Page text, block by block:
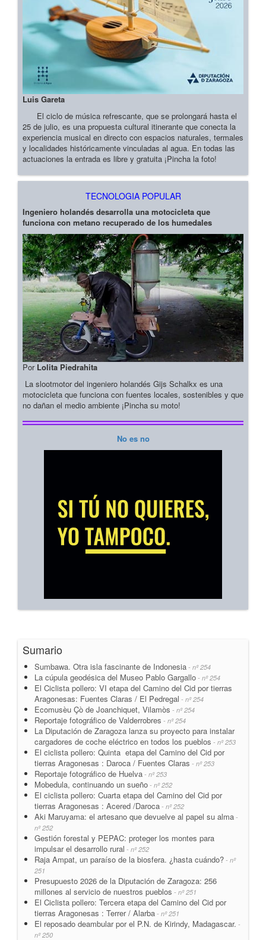
Luis Gareta
El ciclo de música refrescante, que se prolongará hasta el
25 de julio, es una propuesta cultural itinerante que conecta la
experiencia musical en directo con espacios naturales, termales
y localidades históricamente vinculadas al agua. En todas las
actuaciones la entrada es libre y gratuita ¡Pincha la foto!
TECNOLOGIA POPULAR
Ingeniero holandés desarrolla una motocicleta que
funciona con metano recuperado de los humedales
Por Lolita Piedrahita
La slootmotor del ingeniero holandés Gijs Schalkx es una
motocicleta que funciona con fuentes locales, sostenibles y que
no dañan el medio ambiente ¡Pincha su moto!
No es no
Sumario
Sumbawa. Otra isla fascinante de Indonesia - nº 254
La cúpula geodésica del Museo Pablo Gargallo - nº 254
El Ciclista pollero: VI etapa del Camino del Cid por tierras
Aragonesas: Fuentes Claras / El Pedregal - nº 254
Ecomusèu Çò de Joanchiquet, Vilamòs - nº 254
Reportaje fotográfico de Valderrobres - nº 254
La Diputación de Zaragoza lanza su proyecto para instalar
cargadores de coche eléctrico en todos los pueblos - nº 253
El ciclista pollero: Quinta etapa del Camino del Cid por
tierras Aragonesas : Daroca / Fuentes Claras - nº 253
Reportaje fotográfico de Huelva - nº 253
Mobedula, continuando un sueño - nº 252
El ciclista pollero: Cuarta etapa del Camino del Cid por
tierras Aragonesas : Acered /Daroca - nº 252
Aki Maruyama: el artesano que devuelve al papel su alma -
nº 252
Gestión forestal y PEPAC: proteger los montes para
impulsar el desarrollo rural - nº 252
Raja Ampat, un paraíso de la biosfera. ¿hasta cuándo? - nº
251
Presupuesto 2026 de la Diputación de Zaragoza: 256
millones al servicio de nuestros pueblos - nº 251
El Ciclista pollero: Tercera etapa del Camino del Cid por
tierras Aragonesas : Terrer / Alarba - nº 251
El reposado deambular por el P.N. de Kirindy, Madagascar. -
nº 250